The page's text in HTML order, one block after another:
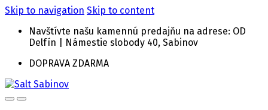
Skip to navigation Skip to content
Navštívte našu kamennú predajňu na adrese: OD
Delfín | Námestie slobody 40, Sabinov
DOPRAVA ZDARMA